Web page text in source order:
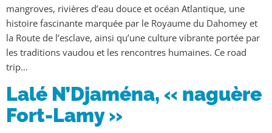
mangroves, rivières d’eau douce et océan Atlantique, une
histoire fascinante marquée par le Royaume du Dahomey et
la Route de l’esclave, ainsi qu’une culture vibrante portée par
les traditions vaudou et les rencontres humaines. Ce road
trip…
Lalé N’Djaména, « naguère
Fort-Lamy »